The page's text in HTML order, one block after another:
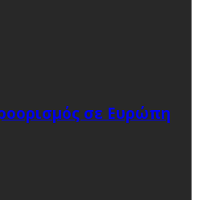
σε Ευρώπη